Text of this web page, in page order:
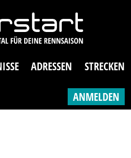
ADRESSEN STRECKEN
ANMELDEN